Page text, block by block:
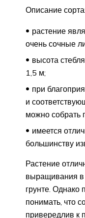
Описание сорта:
растение
очень сочные
высота
1,5 м;
при
и
можно собрать
имеется
большинству
Растение
выращивания в
грунте. Однако
понимать, что
привередлив к